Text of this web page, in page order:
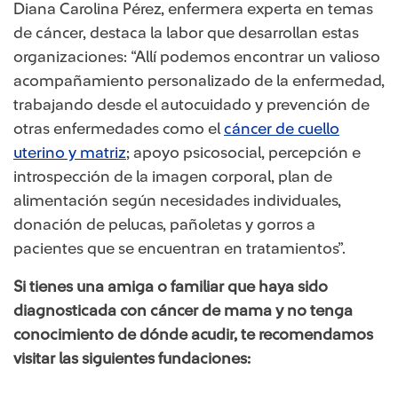
Diana Carolina Pérez, enfermera experta en temas
de cáncer, destaca la labor que desarrollan estas
organizaciones: “Allí podemos encontrar un valioso
acompañamiento personalizado de la enfermedad,
trabajando desde el autocuidado y prevención de
otras enfermedades como el cáncer de cuello
uterino y matriz​; apoyo psicosocial, percepción e
introspección de la imagen corporal, plan de
alimentación según necesidades individuales,
donación de pelucas, pañoletas y gorros a
pacientes que se encuentran en tratamientos”.
Si tienes una amiga o familiar que haya sido
diagnosticada con cáncer de mama y no tenga
conocimiento de dónde acudir, te recomendamos
visitar las siguientes fundaciones: